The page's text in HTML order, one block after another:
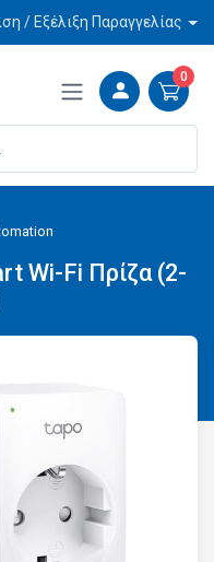
/ Εξέλιξη Παραγγελίας
0
Wi-Fi Πρίζα (2-